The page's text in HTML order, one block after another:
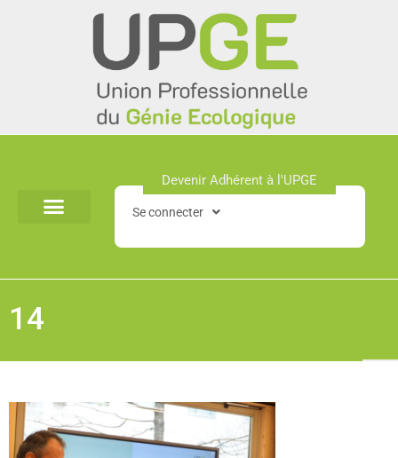
Devenir Adhérent à l'UPGE​
Se connecter
14